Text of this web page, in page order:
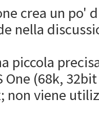
crea un po'
nella
piccola
One (68k,
non viene